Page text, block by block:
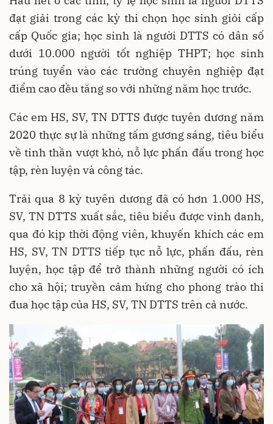
đạt giải trong các kỳ thi chọn học sinh giỏi cấp
cấp Quốc gia; học sinh là người DTTS có dân số
dưới 10.000 người tốt nghiệp THPT; học sinh
trúng tuyển vào các trường chuyên nghiệp đạt
điểm cao đều tăng so với những năm học trước.
Các em HS, SV, TN DTTS được tuyên dương năm
2020 thực sự là những tấm gương sáng, tiêu biểu
về tinh thần vượt khó, nỗ lực phấn đấu trong học
tập, rèn luyện và công tác.
Trải qua 8 kỳ tuyên dương đã có hơn 1.000 HS,
SV, TN DTTS xuất sắc, tiêu biểu được vinh danh,
qua đó kịp thời động viên, khuyến khích các em
HS, SV, TN DTTS tiếp tục nỗ lực, phấn đấu, rèn
luyện, học tập để trở thành những người có ích
cho xã hội; truyền cảm hứng cho phong trào thi
đua học tập của HS, SV, TN DTTS trên cả nước.